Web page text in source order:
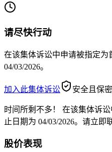
请尽快行动
在该集体诉讼中申请被指定为
04/03/2026。
加入此集体诉讼 安全且保密
时间所剩不多！
在该集体诉
止日期为 04/03/2026。请立即
股价表现